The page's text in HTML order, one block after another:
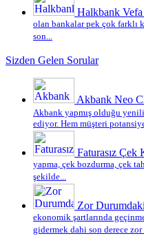
Halkbank
olan bankalar pek çok farklı
son...
Sizden Gelen Sorular
Akbank Neo
Akbank yapmış olduğu
ediyor. Hem müşteri
Faturasız Çek
yapma, çek bozdurma, çek
şekilde...
Zor
ekonomik şartlarında
gidermek dahi son derece